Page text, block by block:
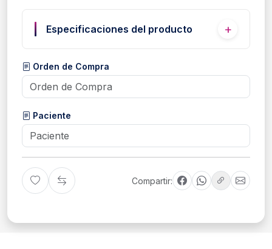
Especificaciones del producto
Orden de Compra
Paciente
Compartir: